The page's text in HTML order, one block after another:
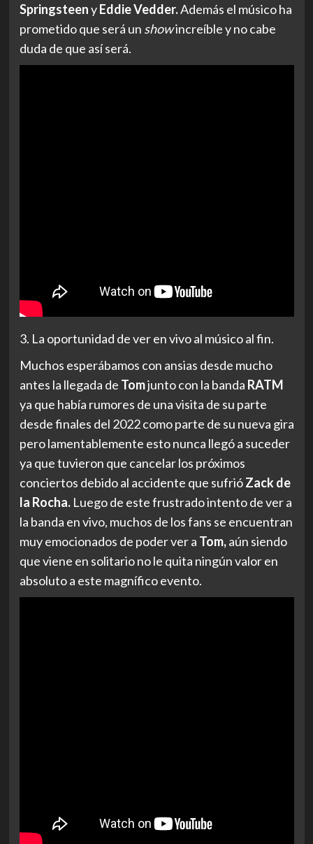
SpringsteenyEddie Vedder.Además el músico ha
prometido que será un showincreíble y no cabe
duda de que así será.
3. La oportunidad de ver en vivo al músico al fin.
Muchos esperábamos con ansias desde mucho
antes la llegada de Tomjunto con la banda RATM
ya que había rumores de una visita de su parte
desde finales del 2022 como parte de su nueva gira
pero lamentablemente esto nunca llegó a suceder
ya que tuvieron que cancelar los próximos
conciertos debido al accidente que sufrióZack de
la Rocha. Luego de este frustrado intento de ver a
la banda en vivo, muchos de los fans se encuentran
muy emocionados de poder ver a Tom,aún siendo
que viene en solitario no le quita ningún valor en
absoluto a este magnífico evento.